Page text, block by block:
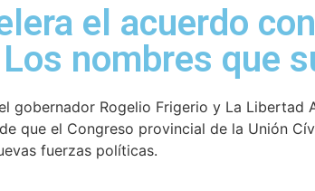
el acuerdo
nombres que
gobernador Rogelio Frigerio y La
que el Congreso provincial de la Unión
fuerzas políticas.